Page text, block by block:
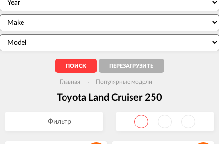
Главная Популярные модели
Toyota Land Cruiser 250
Фильтр